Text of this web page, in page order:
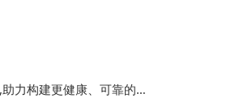
力构建更健康、可靠的